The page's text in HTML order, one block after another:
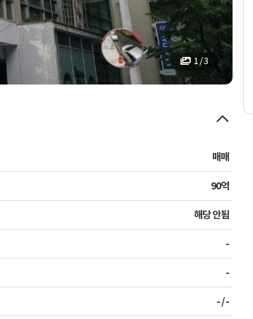
1 / 3
매매
90억
해당 안됨
-
-
- / -